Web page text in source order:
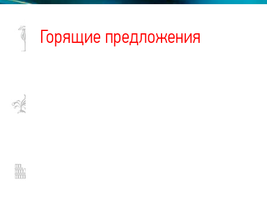
Горящие предложения